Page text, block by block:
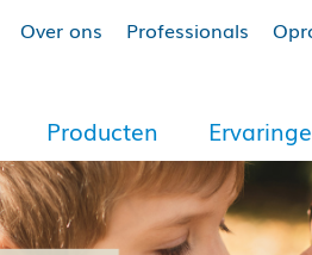
Over ons Professionals
Producten